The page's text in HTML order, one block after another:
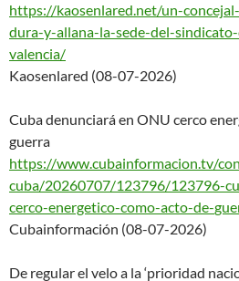
https://kaosenlared.net/un-con
dura-y-allana-la-sede-del-
valencia/
Kaosenlared (08-07-2026)
Cuba denunciará en ONU cerco
guerra
https://www.cubainformacion.tv/
cuba/20260707/123796/123796-
cerco-energetico-como-acto-de-
Cubainformación (08-07-2026)
De regular el velo a la ‘prioridad